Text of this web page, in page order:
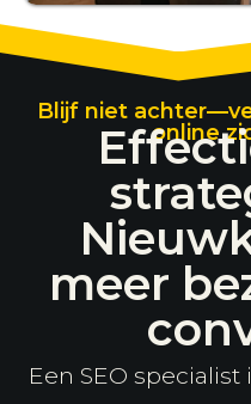
Blijf niet
online
meer
Een SEO